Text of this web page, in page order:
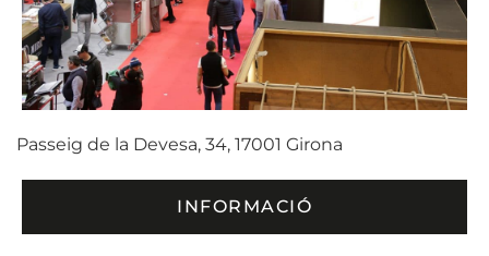
Passeig de la Devesa, 34, 17001 Girona
INFORMACIÓ